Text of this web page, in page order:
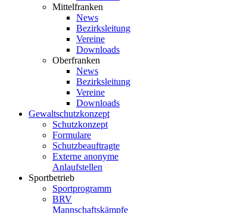
Mittelfranken
News
Bezirksleitung
Vereine
Downloads
Oberfranken
News
Bezirksleitung
Vereine
Downloads
Gewaltschutzkonzept
Schutzkonzept
Formulare
Schutzbeauftragte
Externe anonyme
Anlaufstellen
Sportbetrieb
Sportprogramm
BRV
Mannschaftskämpfe